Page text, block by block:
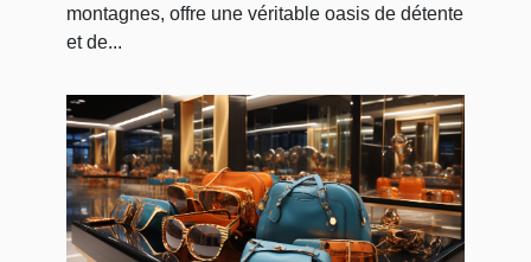
montagnes, offre une véritable oasis de détente
et de...